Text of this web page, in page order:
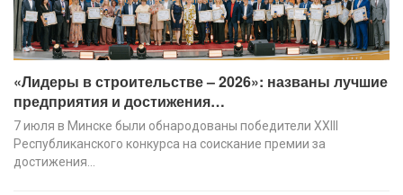
«Лидеры в строительстве – 2026»: названы лучшие
предприятия и достижения…
7 июля в Минске были обнародованы победители XХIII
Республиканского конкурса на соискание премии за
достижения…